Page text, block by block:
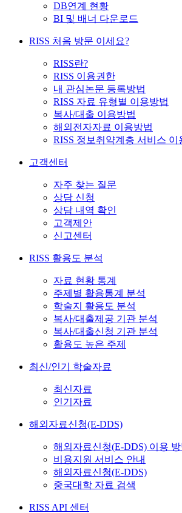
DB연계 현황
BI 및 배너 다운로드
RISS 처음 방문 이세요?
RISS란?
RISS 이용권한
내 관심논문 등록방법
RISS 자료 유형별 이용방법
복사/대출 이용방법
해외전자자료 이용방법
RISS 정보취약계층 서비스 이
고객센터
자주 찾는 질문
상담 신청
상담 내역 확인
고객제안
신고센터
RISS 활용도 분석
자료 현황 통계
주제별 활용통계 분석
학술지 활용도 분석
복사/대출제공 기관 분석
복사/대출신청 기관 분석
활용도 높은 주제
최신/인기 학술자료
최신자료
인기자료
해외자료신청(E-DDS)
해외자료신청(E-DDS) 이용 방
비용지원 서비스 안내
해외자료신청(E-DDS)
중국대학 자료 검색
RISS API 센터